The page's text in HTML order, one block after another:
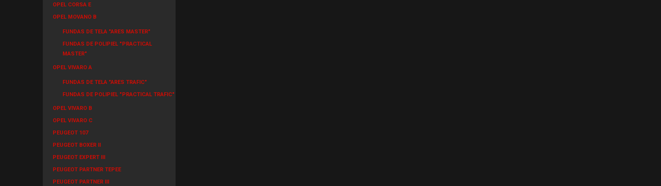
OPEL CORSA E
OPEL MOVANO B
FUNDAS DE TELA "ARES MASTER"
FUNDAS DE POLIPIEL "PRACTICAL
MASTER"
OPEL VIVARO A
FUNDAS DE TELA "ARES TRAFIC"
FUNDAS DE POLIPIEL "PRACTICAL TRAFIC"
OPEL VIVARO B
OPEL VIVARO C
PEUGEOT 107
PEUGEOT BOXER II
PEUGEOT EXPERT III
PEUGEOT PARTNER TEPEE
PEUGEOT PARTNER III